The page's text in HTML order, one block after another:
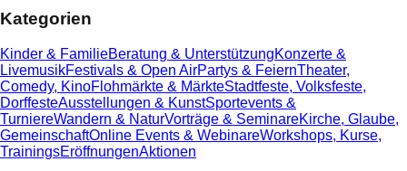
Kategorien
Kinder & FamilieBeratung & UnterstützungKonzerte &
LivemusikFestivals & Open AirPartys & FeiernTheater,
Comedy, KinoFlohmärkte & MärkteStadtfeste, Volksfeste,
DorffesteAusstellungen & KunstSportevents &
TurniereWandern & NaturVorträge & SeminareKirche, Glaube,
GemeinschaftOnline Events & WebinareWorkshops, Kurse,
TrainingsEröffnungenAktionen